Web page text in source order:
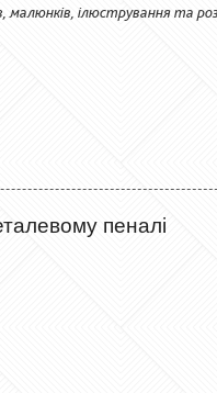
малюнків, ілюстрування та
пеналі